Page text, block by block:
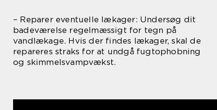
– Reparer eventuelle lækager: Undersøg dit
badeværelse regelmæssigt for tegn på
vandlækage. Hvis der findes lækager, skal de
repareres straks for at undgå fugtophobning
og skimmelsvampvækst.